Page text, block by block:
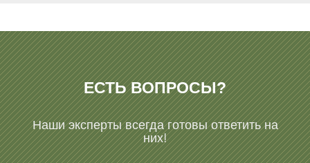
ЕСТЬ ВОПРОСЫ?
Наши эксперты всегда готовы ответить на
них!